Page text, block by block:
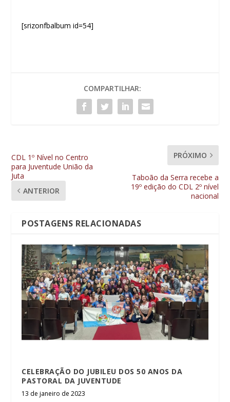
[srizonfbalbum id=54]
COMPARTILHAR:
CDL 1º Nível no Centro
para Juventude União da
Juta
ANTERIOR
PRÓXIMO
Taboão da Serra recebe a
19º edição do CDL 2º nível
nacional
POSTAGENS RELACIONADAS
CELEBRAÇÃO DO JUBILEU DOS 50 ANOS DA
PASTORAL DA JUVENTUDE
13 de janeiro de 2023